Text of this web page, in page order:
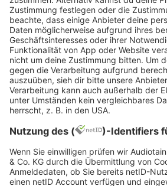
Kaution verweigert
Während Gunna darauf hoffte,
gezahlten Kaution erneut sein
können, wurde der Rapper eines
Am Montag, den 23. Mai 2022
abgelehnt und er bleibt bis zur
Januar 2023 hinter Gittern.